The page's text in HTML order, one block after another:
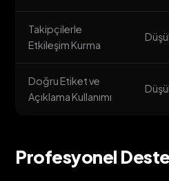
Takipçilerle
Etkileşim Kurma
Doğru Etiket ve
Açıklama Kullanımı
Profesyonel